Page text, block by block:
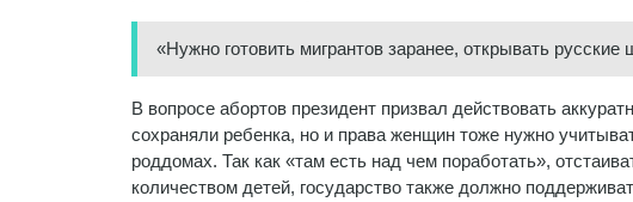
«Нужно готовить мигрантов заранее, открывать
В вопросе абортов президент призвал действовать
сохраняли ребенка, но и права женщин тоже нужно
роддомах. Так как «там есть над чем поработать»,
количеством детей, государство также должно